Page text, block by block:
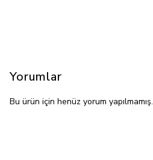
Yorumlar
Bu ürün için henüz yorum yapılmamış.